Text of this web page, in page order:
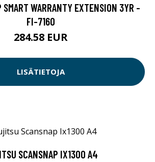
SMART WARRANTY EXTENSION 3YR -
FI-7160
284.58 EUR
LISÄTIETOJA
SCANSNAP IX1300 A4